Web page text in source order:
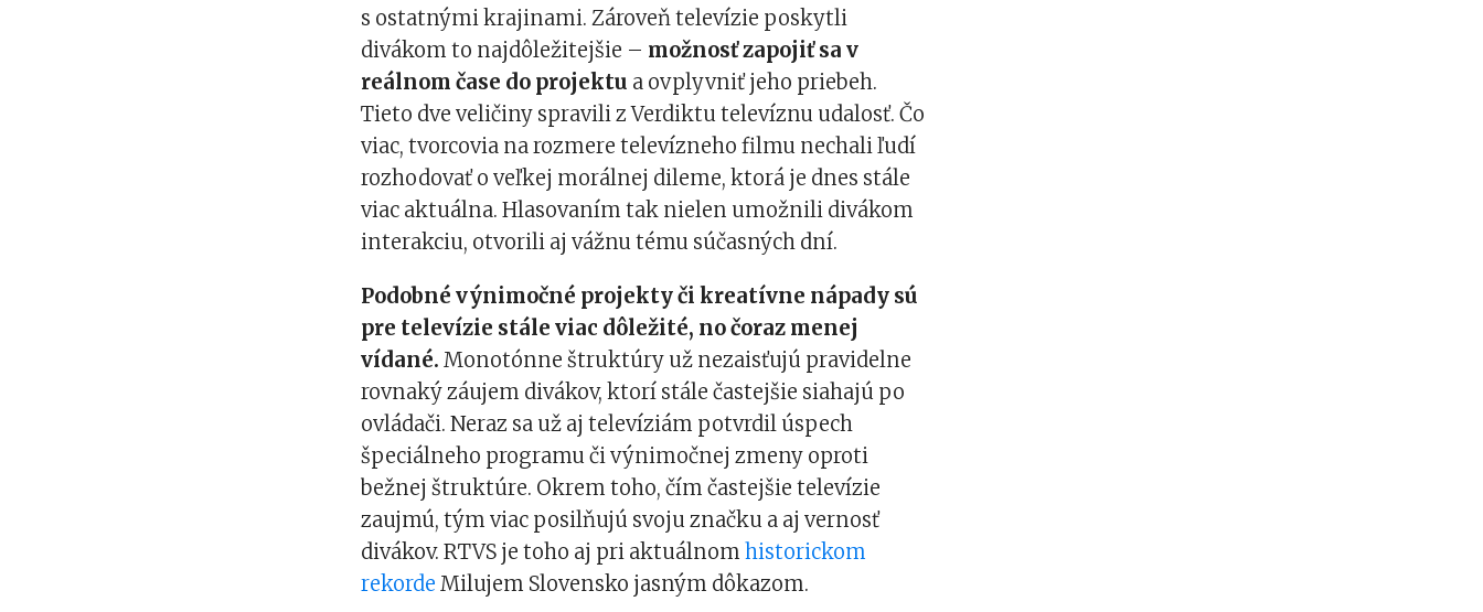
s ostatnými krajinami. Zároveň televízie poskytli
divákom to najdôležitejšie – možnosť zapojiť sa v
reálnom čase do projektu a ovplyvniť jeho priebeh.
Tieto dve veličiny spravili z Verdiktu televíznu udalosť. Čo
viac, tvorcovia na rozmere televízneho filmu nechali ľudí
rozhodovať o veľkej morálnej dileme, ktorá je dnes stále
viac aktuálna. Hlasovaním tak nielen umožnili divákom
interakciu, otvorili aj vážnu tému súčasných dní.
Podobné výnimočné projekty či kreatívne nápady sú
pre televízie stále viac dôležité, no čoraz menej
vídané. Monotónne štruktúry už nezaisťujú pravidelne
rovnaký záujem divákov, ktorí stále častejšie siahajú po
ovládači. Neraz sa už aj televíziám potvrdil úspech
špeciálneho programu či výnimočnej zmeny oproti
bežnej štruktúre. Okrem toho, čím častejšie televízie
zaujmú, tým viac posilňujú svoju značku a aj vernosť
divákov. RTVS je toho aj pri aktuálnomhistorickom
rekorde Milujem Slovensko jasným dôkazom.